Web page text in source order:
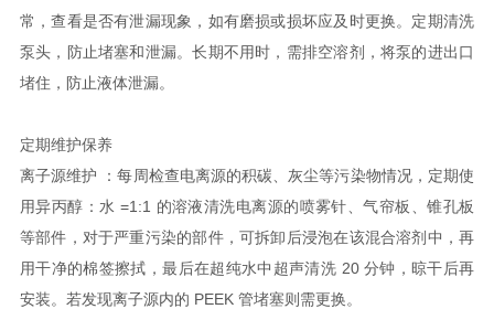
常，查看是否有泄漏现象，如有磨损或损坏应及时更换。定期清洗
泵头，防止堵塞和泄漏。长期不用时，需排空溶剂，将泵的进出口
堵住，防止液体泄漏。
定期维护保养
离子源维护 ：每周检查电离源的积碳、灰尘等污染物情况，定期使
用异丙醇：水 =1:1 的溶液清洗电离源的喷雾针、气帘板、锥孔板
等部件，对于严重污染的部件，可拆卸后浸泡在该混合溶剂中，再
用干净的棉签擦拭，最后在超纯水中超声清洗 20 分钟，晾干后再
安装。若发现离子源内的 PEEK 管堵塞则需更换。